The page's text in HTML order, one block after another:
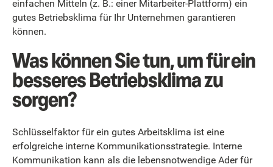
einfachen Mitteln (z. B.: einer Mitarbeiter-Plattform) ein
gutes Betriebsklima für Ihr Unternehmen garantieren
können.
Was können Sie tun, um für ein
besseres Betriebsklima zu
sorgen?
Schlüsselfaktor für ein gutes Arbeitsklima ist eine
erfolgreiche interne Kommunikationsstrategie. Interne
Kommunikation kann als die lebensnotwendige Ader für